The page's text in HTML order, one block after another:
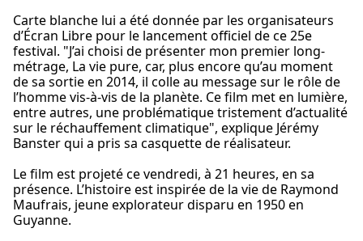
Carte blanche lui a été donnée par les organisateurs
d’Écran Libre pour le lancement officiel de ce 25e
festival. "J’ai choisi de présenter mon premier long-
métrage, La vie pure, car, plus encore qu’au moment
de sa sortie en 2014, il colle au message sur le rôle de
l’homme vis-à-vis de la planète. Ce film met en lumière,
entre autres, une problématique tristement d’actualité
sur le réchauffement climatique", explique Jérémy
Banster qui a pris sa casquette de réalisateur.
Le film est projeté ce vendredi, à 21 heures, en sa
présence. L’histoire est inspirée de la vie de Raymond
Maufrais, jeune explorateur disparu en 1950 en
Guyanne.